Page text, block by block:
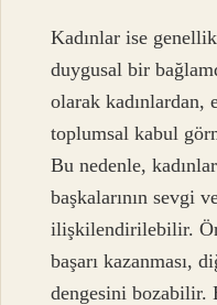
Kadınlar ise
duygusal bir
olarak
toplumsal kabul
Bu nedenle,
başkalarının sevgi
ilişkilendirilebilir.
başarı kazanması,
dengesini bozabilir.